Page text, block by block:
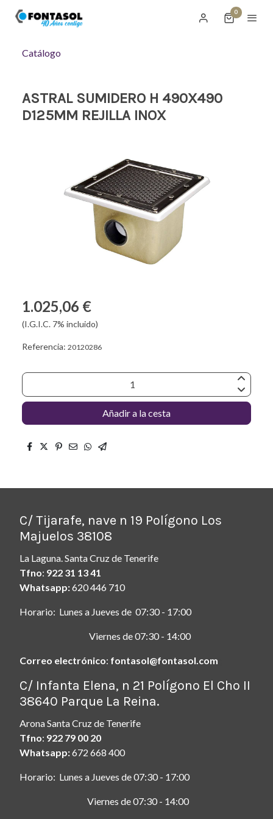
0
Catálogo
ASTRAL SUMIDERO H 490X490
D125MM REJILLA INOX
1.025,06 €
(I.G.I.C. 7% incluido)
Referencia: 20120286
Añadir a la cesta
C/ Tijarafe, nave n 19 Polígono Los
Majuelos 38108
La Laguna. Santa Cruz de Tenerife
Tfno: 922 31 13 41
Whatsapp:620 446 710
Horario: Lunes a Jueves de 07:30 - 17:00
Viernes de 07:30 - 14:00
Correo electrónico: fontasol@fontasol.com
C/ Infanta Elena, n 21 Polígono El Cho II
38640 Parque La Reina.
Arona Santa Cruz de Tenerife
Tfno: 922 79 00 20
Whatsapp:672 668 400
Horario: Lunes a Jueves de 07:30 - 17:00
Viernes de 07:30 - 14:00